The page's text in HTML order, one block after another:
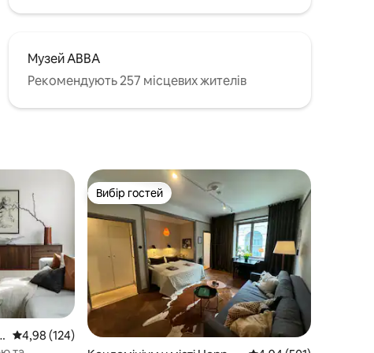
Музей ABBA
Рекомендують 257 місцевих жителів
Середня оцінка: 4,98 з 5, відгуки: 124
4,98 (124)
Вибір гостей
Вибір гостей